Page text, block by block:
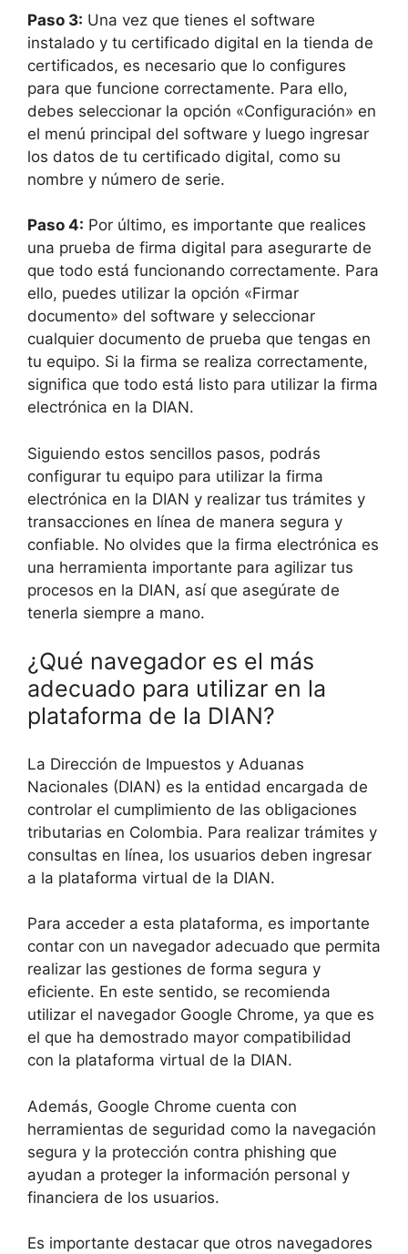
Paso 3: Una vez que tienes el software
instalado y tu certificado digital en la tienda de
certificados, es necesario que lo configures
para que funcione correctamente. Para ello,
debes seleccionar la opción «Configuración» en
el menú principal del software y luego ingresar
los datos de tu certificado digital, como su
nombre y número de serie.
Paso 4: Por último, es importante que realices
una prueba de firma digital para asegurarte de
que todo está funcionando correctamente. Para
ello, puedes utilizar la opción «Firmar
documento» del software y seleccionar
cualquier documento de prueba que tengas en
tu equipo. Si la firma se realiza correctamente,
significa que todo está listo para utilizar la firma
electrónica en la DIAN.
Siguiendo estos sencillos pasos, podrás
configurar tu equipo para utilizar la firma
electrónica en la DIAN y realizar tus trámites y
transacciones en línea de manera segura y
confiable. No olvides que la firma electrónica es
una herramienta importante para agilizar tus
procesos en la DIAN, así que asegúrate de
tenerla siempre a mano.
¿Qué navegador es el más
adecuado para utilizar en la
plataforma de la DIAN?
La Dirección de Impuestos y Aduanas
Nacionales (DIAN) es la entidad encargada de
controlar el cumplimiento de las obligaciones
tributarias en Colombia. Para realizar trámites y
consultas en línea, los usuarios deben ingresar
a la plataforma virtual de la DIAN.
Para acceder a esta plataforma, es importante
contar con un navegador adecuado que permita
realizar las gestiones de forma segura y
eficiente. En este sentido, se recomienda
utilizar el navegador Google Chrome, ya que es
el que ha demostrado mayor compatibilidad
con la plataforma virtual de la DIAN.
Además, Google Chrome cuenta con
herramientas de seguridad como la navegación
segura y la protección contra phishing que
ayudan a proteger la información personal y
financiera de los usuarios.
Es importante destacar que otros navegadores